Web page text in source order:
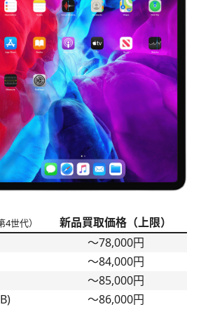
世代）
新品買取価格（上限）
〜78,000円
〜84,000円
〜85,000円
〜86,000円